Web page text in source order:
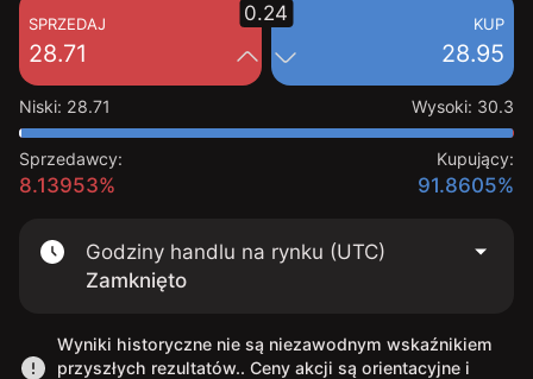
SPRZEDAJ
28.71
KUP
28.95
0.24
Niski: 28.71 Wysoki: 30.3
Sprzedawcy:
8.13953%
Kupujący:
91.8605%
Godziny handlu na rynku (UTC)
Zamknięto
Wyniki historyczne nie są niezawodnym wskaźnikiem
przyszłych rezultatów.. Ceny akcji są orientacyjne i